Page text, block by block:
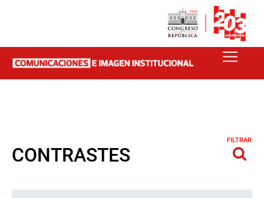
CONTRASTES
FILTRAR